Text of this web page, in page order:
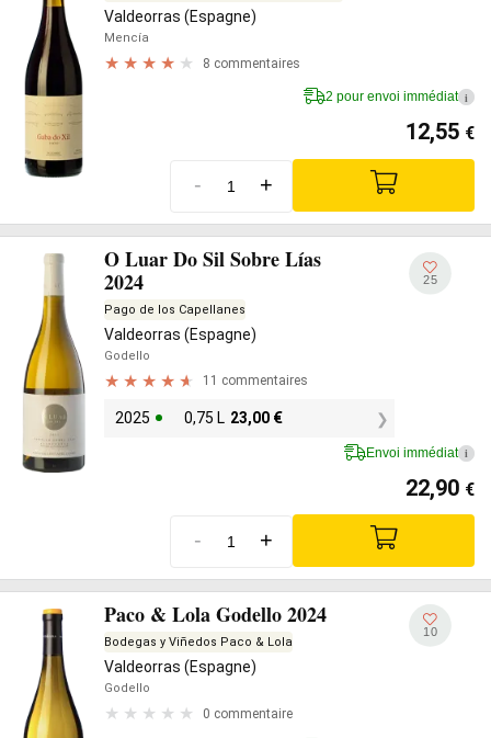
Valdeorras (Espagne)
Mencía
8 commentaires
2 pour envoi immédiat i
12,55 €
- +
O Luar Do Sil Sobre Lías
2024
Pago de los Capellanes
Valdeorras (Espagne)
Godello
11 commentaires
2025 0,75 L 23,00 €
25
Envoi immédiat i
22,90 €
- +
Paco & Lola Godello 2024
Bodegas y Viñedos Paco & Lola
Valdeorras (Espagne)
Godello
0 commentaire
10